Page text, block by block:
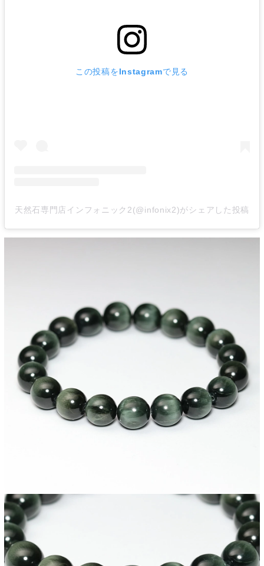
この投稿をInstagramで見る
天然石専門店インフォニック2(@infonix2)がシェアした投稿